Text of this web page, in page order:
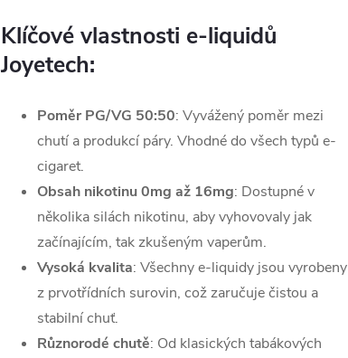
Klíčové vlastnosti e-liquidů
Joyetech:
Poměr PG/VG 50:50: Vyvážený poměr mezi
chutí a produkcí páry. Vhodné do všech typů e-
cigaret.
Obsah nikotinu 0mg až 16mg: Dostupné v
několika silách nikotinu, aby vyhovovaly jak
začínajícím, tak zkušeným vaperům.
Vysoká kvalita: Všechny e-liquidy jsou vyrobeny
z prvotřídních surovin, což zaručuje čistou a
stabilní chuť.
Různorodé chutě: Od klasických tabákových